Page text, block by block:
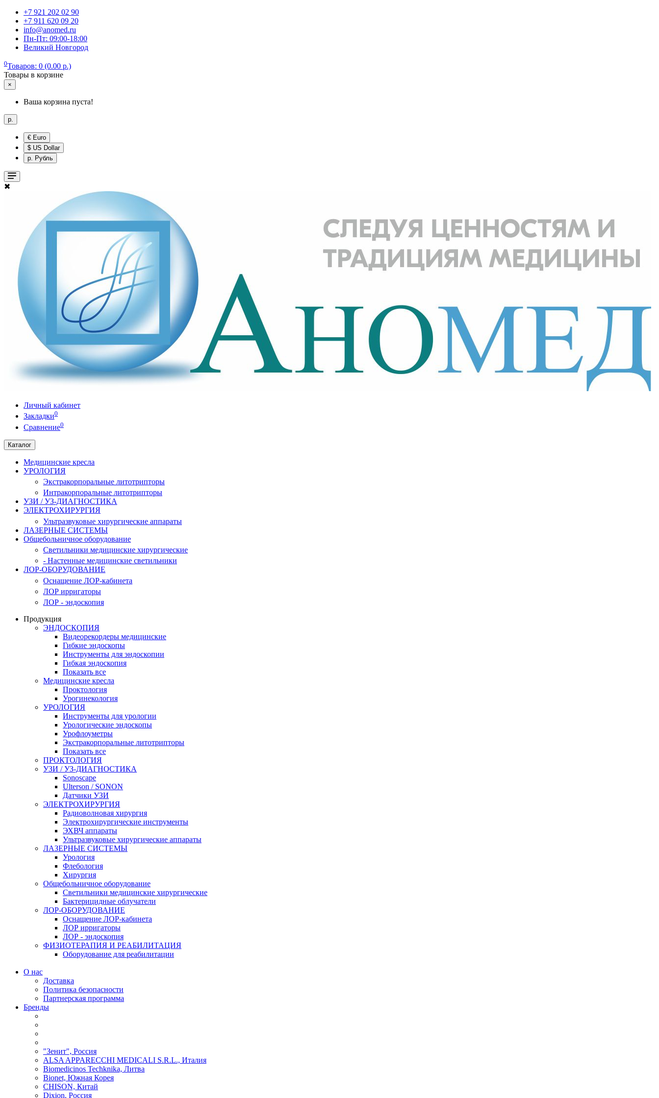
+7 921 202 02 90
+7 911 620 09 20
info@anomed.ru
Пн-Пт: 09:00-18:00
Великий Новгород
0Товаров: 0 (0.00 р.)
Товары в корзине
×
Ваша корзина пуста!
р.
€ Euro
$ US Dollar
р. Рубль
✖
Личный кабинет
Закладки0
Сравнение0
Каталог
Медицинские кресла
УРОЛОГИЯ
Экстракорпоральные литотрипторы
Интракорпоральные литотрипторы
УЗИ / УЗ-ДИАГНОСТИКА
ЭЛЕКТРОХИРУРГИЯ
Ультразвуковые хирургические аппараты
ЛАЗЕРНЫЕ СИСТЕМЫ
Общебольничное оборудование
Светильники медицинские хирургические
- Настенные медицинские светильники
ЛОР-ОБОРУДОВАНИЕ
Оснащение ЛОР-кабинета
ЛОР ирригаторы
ЛОР - эндоскопия
Продукция
ЭНДОСКОПИЯ
Видеорекордеры медицинские
Гибкие эндоскопы
Инструменты для эндоскопии
Гибкая эндоскопия
Показать все
Медицинские кресла
Проктология
Урогинекология
УРОЛОГИЯ
Инструменты для урологии
Урологические эндоскопы
Урофлоуметры
Экстракорпоральные литотрипторы
Показать все
ПРОКТОЛОГИЯ
УЗИ / УЗ-ДИАГНОСТИКА
Sonoscape
Ulterson / SONON
Датчики УЗИ
ЭЛЕКТРОХИРУРГИЯ
Радиоволновая хирургия
Электрохирургические инструменты
ЭХВЧ аппараты
Ультразвуковые хирургические аппараты
ЛАЗЕРНЫЕ СИСТЕМЫ
Урология
Флебология
Хирургия
Общебольничное оборудование
Светильники медицинские хирургические
Бактерицидные облучатели
ЛОР-ОБОРУДОВАНИЕ
Оснащение ЛОР-кабинета
ЛОР ирригаторы
ЛОР - эндоскопия
ФИЗИОТЕРАПИЯ И РЕАБИЛИТАЦИЯ
Оборудование для реабилитации
О нас
Доставка
Политика безопасности
Партнерская программа
Бренды
"Зенит", Россия
ALSA APPARECCHI MEDICALI S.R.L., Италия
Biomedicinos Techknika, Литва
Bionet, Южная Корея
CHISON, Китай
Dixion, Россия